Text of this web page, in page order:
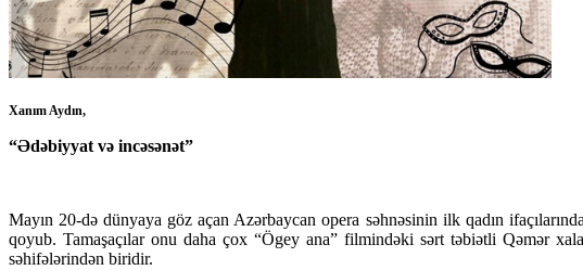
Xanım Aydın,
“Ədəbiyyat və incəsənət”
Mayın 20-də dünyaya göz açan Azərbaycan opera səhnəsinin ilk qadın
qoyub. Tamaşaçılar onu daha çox “Ögey ana” filmindəki sərt təbiətli Qəmər
səhifələrindən biridir.